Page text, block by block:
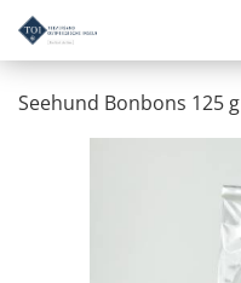
Seehund Bonbons 125 g